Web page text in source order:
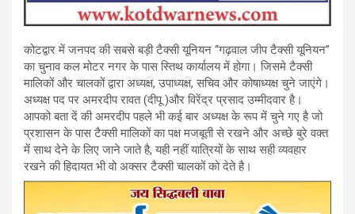
p
p
o
k
er m
कोटद्वार में जनपद की सबसे बड़ी टैक्सी यूनियन “गढ़वाल जीप टैक्सी यूनियन”
का चुनाव कल मोटर नगर के पास स्तिथ कार्यालय में होगा। जिसमे टैक्सी
मालिकों और चालकों द्वारा अध्यक्ष, उपाध्यक्ष, सचिव और कोषाध्यक्ष चुने जाएंगे।
अध्यक्ष पद पर अमरदीप रावत (दीपू )और विरेंद्र प्रसाद उम्मीदवार है।
आपको बता दें की अमरदीप पहले भी कई बार अध्यक्ष के रूप में चुने गए है जो
प्रशासन के पास टैक्सी मालिकों का पक्ष मजबूती से रखने और अच्छे बुरे वक्त
में साथ देने के लिए जाने जाते है, यही नहीं यात्रियों के साथ सही व्यवहार
रखने की हिदायत भी वो अक्सर टैक्सी चालकों को देते है।